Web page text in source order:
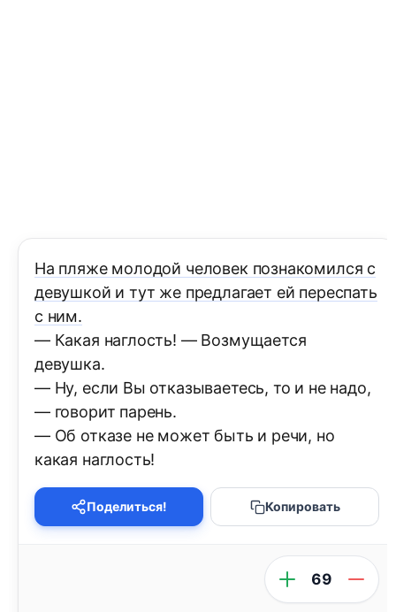
На пляже молодой человек познакомился с
девушкой и тут же предлагает ей переспать
с ним.
— Какая наглость! — Возмущается
девушка.
— Ну, если Вы отказываетесь, то и не надо,
— говорит парень.
— Об отказе не может быть и речи, но
какая наглость!
Поделиться! Копировать
69